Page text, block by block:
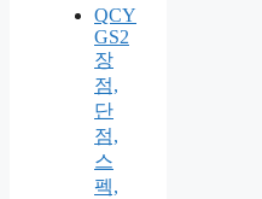
QCY
GS2
장
점,
단
점,
스
펙,